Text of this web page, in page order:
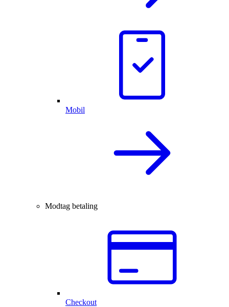
Mobil
Modtag betaling
Checkout